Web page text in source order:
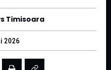
Timisoara
2026